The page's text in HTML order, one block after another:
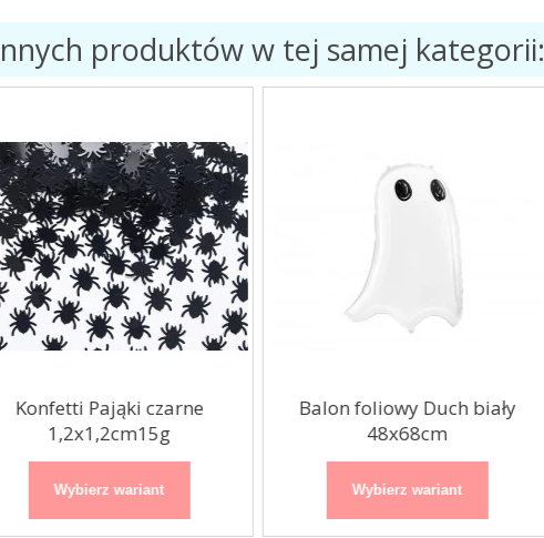
produktów w tej samej kategorii:
Konfetti Pająki czarne
1,2x1,2cm15g
Wybierz wariant
Balon foliowy Duch biały
48x68cm
Wybierz wariant